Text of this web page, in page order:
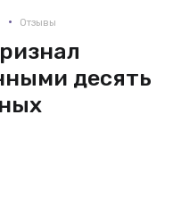
• Отзывы
десять